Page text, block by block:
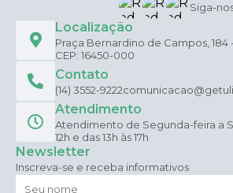
Siga-
Localização
Praça Bernardino de Campos, 184
CEP: 16450-000
Contato
(14) 3552-9222
Atendimento
Atendimento de Segunda-feira a
12h e das 13h às 17h
Newsletter
Inscreva-se e receba informativos